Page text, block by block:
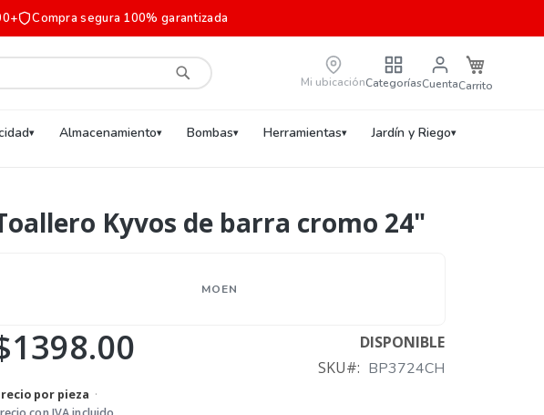
Compra segura 100% garantizada
Carrito de
Mi ubicaciónCategoríasCuenta
Almacenamiento Bombas Herramientas Jardín y Riego
Kyvos de barra cromo 24"
MOEN
DISPONIBLE
SKU
BP3724CH
por pieza ·